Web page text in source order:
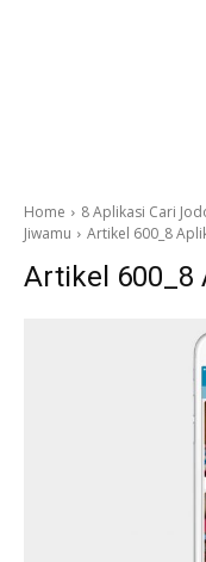
Home
8 Aplikasi Cari
Jiwamu
Artikel 600_8
Artikel 600_8